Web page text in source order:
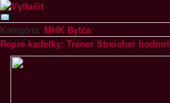
Kategória: MHK Bytča
Repre kadetky: Tréner Streicher